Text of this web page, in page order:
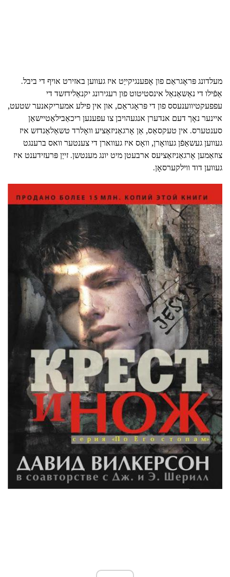
מעלדונג פּראָגראַם פון אָפענגיקייַט איז געווען באזירט אויף די ביבל.
אַפֿילו די נאַשאַנאַל אינסטיטוט פון רעגירונג יקנאַלידזשד די
עפפעקטיווענעסס פון די פּראָגראַם, און אין פילע אמעריקאנער שטעט,
איינער נאָך דעם אנדערן אנגעהויבן צו עפענען ריכאַבילאַטיישאַן
סענטערס. אין טעקסאַס, אַן אָרגאַניזאַציע וואָלרד טשאַלאַנדזש איז
געווען געשאַפֿן געוואָרן, וואָס איז געווארן די צענטער וואס ברענגט
צוזאַמען אָרגאַניזאַציעס ארבעטן מיט יונג מענטשן. זייַן פּרעזידענט איז
געווען דוד ווילקערסאָן.